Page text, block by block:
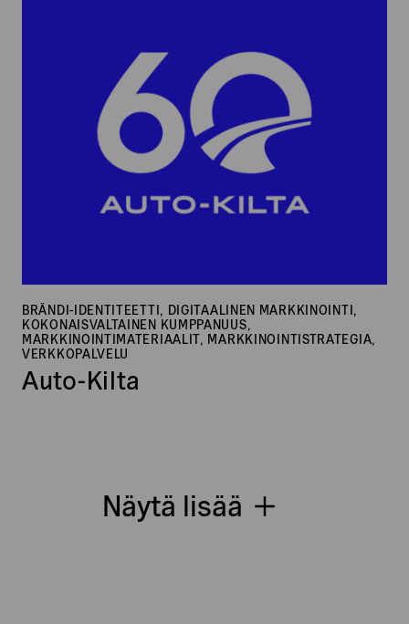
BRÄNDI-IDENTITEETTI, DIGITAALINEN MARKKINOINTI,
KOKONAISVALTAINEN KUMPPANUUS,
MARKKINOINTIMATERIAALIT, MARKKINOINTISTRATEGIA,
VERKKOPALVELU
Auto-Kilta
Näytä lisää